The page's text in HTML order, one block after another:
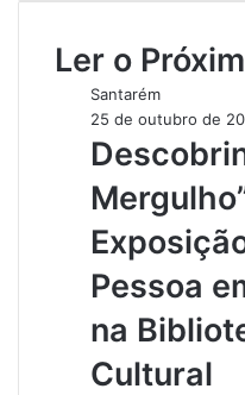
i
tLer o
Santarém
25 de outubro de
Pessoa
na
Cultural